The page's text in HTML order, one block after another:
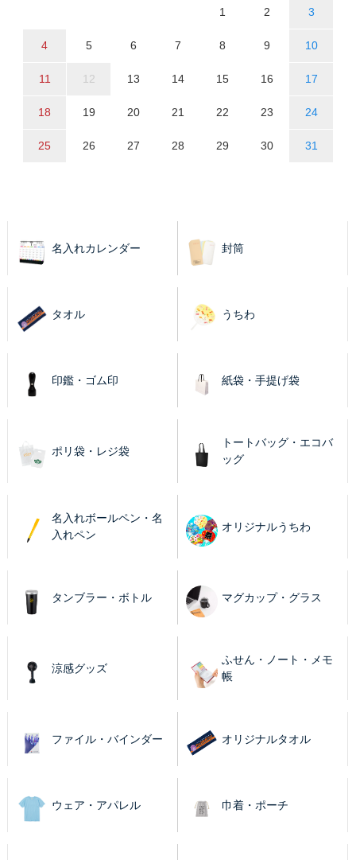
1 2 3
4 5 6 7 8 9 10
11 12 13 14 15 16 17
18 19 20 21 22 23 24
25 26 27 28 29 30 31
名入れカレンダー 封筒
タオル うちわ
印鑑・ゴム印 紙袋・手提げ袋
ポリ袋・レジ袋
トートバッグ・エコバ
ッグ
名入れボールペン・名
入れペン
オリジナルうちわ
タンブラー・ボトル マグカップ・グラス
涼感グッズ
ふせん・ノート・メモ
帳
ファイル・バインダー オリジナルタオル
ウェア・アパレル 巾着・ポーチ